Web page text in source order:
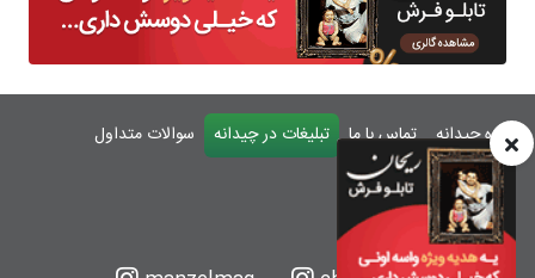
درباره چیدانه تماس با ما تبلیغات در چیدانه
سوالات متداول
ورود